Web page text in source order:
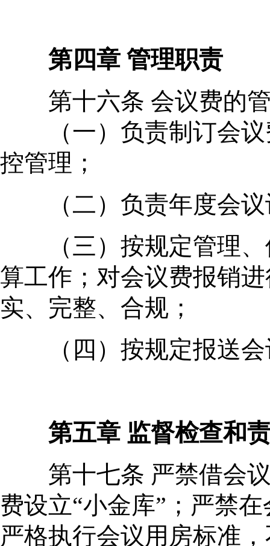
第四章 管理职责
第十六条 会议费的管
（一）负责制订会议
控管理；
（二）负责年度会议
（三）按规定管理、
算工作；对会议费报销
实、完整、合规；
（四）按规定报送会
第五章 监督检查和
第十七条 严禁借会议
费设立“小金库”；严禁
严格执行会议用房标准